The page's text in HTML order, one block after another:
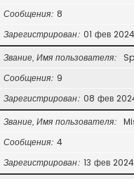
Сообщения 8
Зарегистрирован 01 фев
Звание, Имя пользователя
Сообщения 9
Зарегистрирован 08 фев
Звание, Имя пользователя
Сообщения 4
Зарегистрирован 13 фев